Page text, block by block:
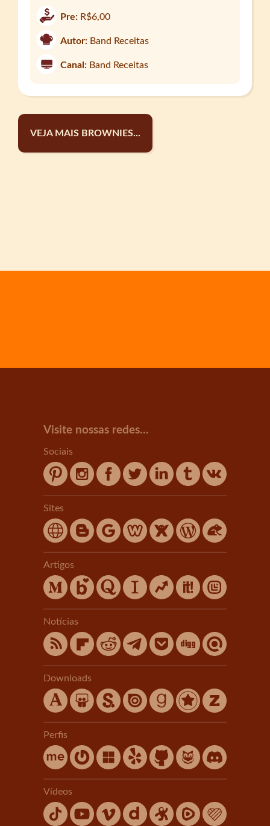
Pre: R$6,00
Autor: Band Receitas
Canal: Band Receitas
VEJA MAIS BROWNIES...
Visite nossas redes...
Sociais
Sites
Artigos
Notícias
Downloads
Perfis
Vídeos